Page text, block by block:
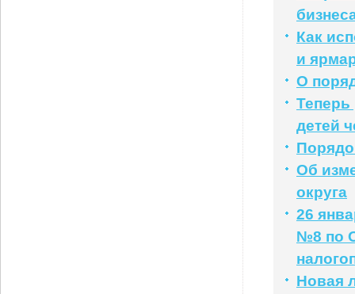
Как
и
О
Теперь
детей
Об
округа
26
№8 по
Новая